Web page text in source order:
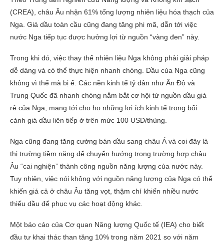
(CREA), châu Âu nhận 61% tổng lượng nhiên liệu hóa thạch của
Nga. Giá dầu toàn cầu cũng đang tăng phi mã, dẫn tới việc
nước Nga tiếp tục được hưởng lợi từ nguồn “vàng đen” này.
Trong khi đó, việc thay thế nhiên liệu Nga không phải giải pháp
dễ dàng và có thể thực hiện nhanh chóng. Dầu của Nga cũng
không vì thế mà bị ế. Các nền kinh tế tỷ dân như Ấn Độ và
Trung Quốc đã nhanh chóng nắm bắt cơ hội từ nguồn dầu giá
rẻ của Nga, mang tới cho họ những lợi ích kinh tế trong bối
cảnh giá dầu liên tiếp ở trên mức 100 USD/thùng.
Nga cũng đang tăng cường bán dầu sang châu Á và coi đây là
thị trường tiềm năng để chuyển hướng trong trường hợp châu
Âu “cai nghiện” thành công nguồn năng lượng của nước này.
Tuy nhiên, việc nói không với nguồn năng lượng của Nga có thể
khiến giá cả ở châu Âu tăng vọt, thậm chí khiến nhiều nước
thiếu dầu để phục vụ các hoạt động khác.
Một báo cáo của Cơ quan Năng lượng Quốc tế (IEA) cho biết
đầu tư khai thác than tăng 10% trong năm 2021 so với năm